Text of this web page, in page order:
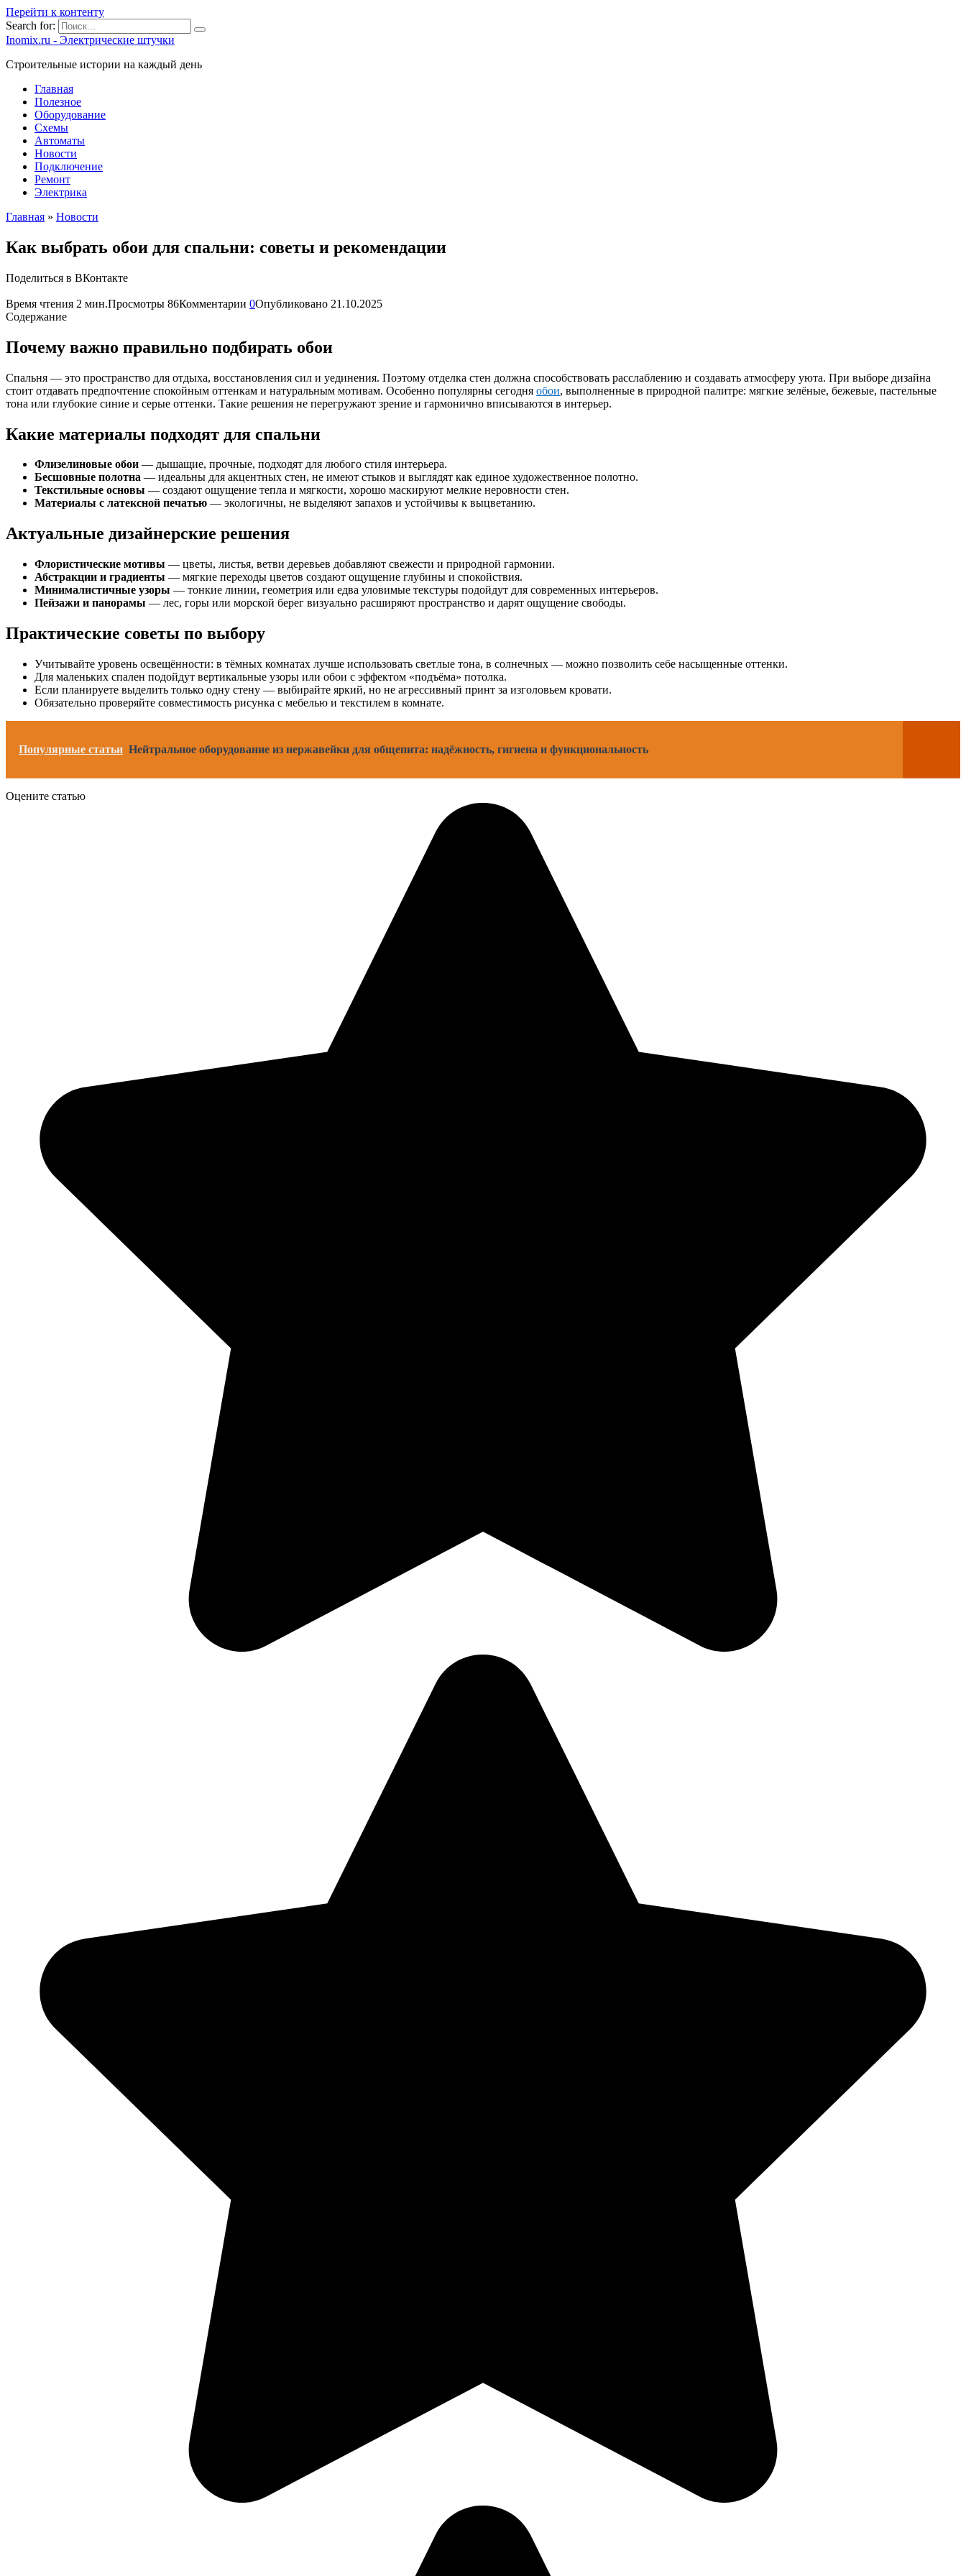
Перейти к контенту
Search for:
Inomix.ru - Электрические штучки
Cтроительные истории на каждый день
Главная
Полезное
Оборудование
Схемы
Автоматы
Новости
Подключение
Ремонт
Электрика
Главная » Новости
Как выбрать обои для спальни: советы и рекомендации
Поделиться в ВКонтакте
Время чтения 2 мин.Просмотры 86Комментарии 0Опубликовано 21.10.2025
Содержание
Почему важно правильно подбирать обои
Спальня — это пространство для отдыха, восстановления сил и уединения. Поэтому отделка стен должна способствовать расслаблению и создавать атмосферу уюта. При выборе дизайна
стоит отдавать предпочтение спокойным оттенкам и натуральным мотивам. Особенно популярны сегодня обои, выполненные в природной палитре: мягкие зелёные, бежевые, пастельные
тона или глубокие синие и серые оттенки. Такие решения не перегружают зрение и гармонично вписываются в интерьер.
Какие материалы подходят для спальни
Флизелиновые обои — дышащие, прочные, подходят для любого стиля интерьера.
Бесшовные полотна — идеальны для акцентных стен, не имеют стыков и выглядят как единое художественное полотно.
Текстильные основы — создают ощущение тепла и мягкости, хорошо маскируют мелкие неровности стен.
Материалы с латексной печатью — экологичны, не выделяют запахов и устойчивы к выцветанию.
Актуальные дизайнерские решения
Флористические мотивы — цветы, листья, ветви деревьев добавляют свежести и природной гармонии.
Абстракции и градиенты — мягкие переходы цветов создают ощущение глубины и спокойствия.
Минималистичные узоры — тонкие линии, геометрия или едва уловимые текстуры подойдут для современных интерьеров.
Пейзажи и панорамы — лес, горы или морской берег визуально расширяют пространство и дарят ощущение свободы.
Практические советы по выбору
Учитывайте уровень освещённости: в тёмных комнатах лучше использовать светлые тона, в солнечных — можно позволить себе насыщенные оттенки.
Для маленьких спален подойдут вертикальные узоры или обои с эффектом «подъёма» потолка.
Если планируете выделить только одну стену — выбирайте яркий, но не агрессивный принт за изголовьем кровати.
Обязательно проверяйте совместимость рисунка с мебелью и текстилем в комнате.
Популярные статьи Нейтральное оборудование из нержавейки для общепита: надёжность, гигиена и функциональность
Оцените статью